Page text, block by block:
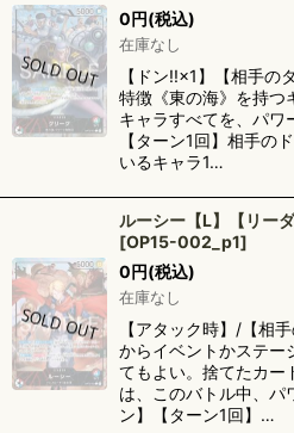
0円(税込)
在庫なし
【ドン!!×1】【相手の
特徴《東の海》を持つ
キャラすべてを、パワ
【ターン1回】相手の
いるキャラ1…
ルーシー【L】【リー
[OP15-002_p1]
0円(税込)
在庫なし
【アタック時】/【相
からイベントかステー
てもよい。捨てたカー
は、このバトル中、
ン】【ターン1回】…